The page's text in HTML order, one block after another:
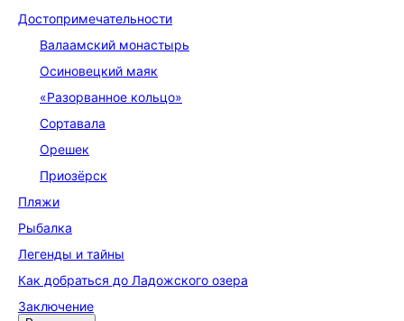
До­сто­при­ме­ча­тель­но­сти
Валаамский монастырь
Осиновецкий маяк
«Разорванное кольцо»
Сортавала
Орешек
Приозёрск
Пляжи
Рыбалка
Легенды и тайны
Как добраться до Ладожского озера
Заключение